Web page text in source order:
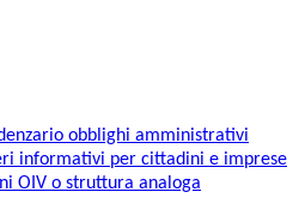
obblighi amministrativi
informativi per cittadini e imprese
OIV o struttura analoga